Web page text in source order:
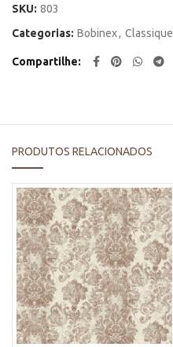
SKU: 803
Categorias: Bobinex, Classique
Compartilhe
PRODUTOS RELACIONADOS